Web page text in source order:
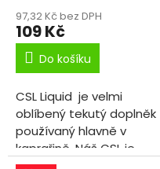
97,32 Kč bez DPH
109 Kč
Do košíku
CSL Liquid je velmi
oblíbený tekutý doplněk
používaný hlavně v
kaprařině. Náš CSL je